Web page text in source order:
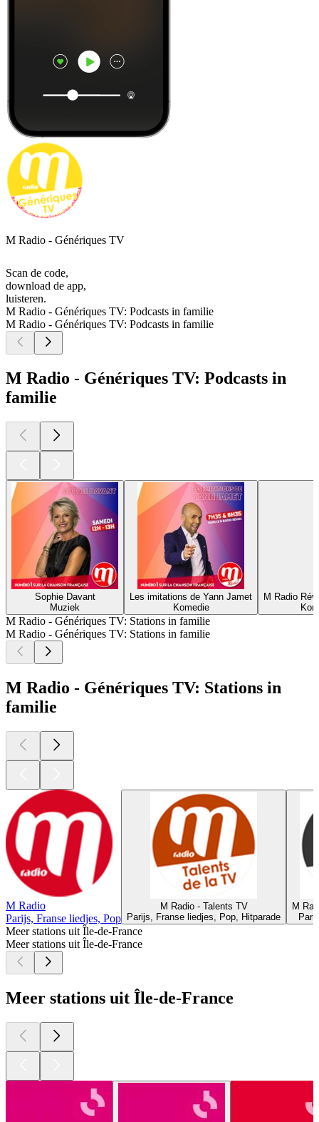
M Radio - Génériques TV
Scan de code,
download de app,
luisteren.
M Radio - Génériques TV: Podcasts in familie
M Radio - Génériques TV: Podcasts in familie
M Radio - Génériques TV: Podcasts in
familie
Sophie Davant
Muziek
Les imitations de Yann Jamet
Komedie
M Radio
M Radio - Génériques TV: Stations in familie
M Radio - Génériques TV: Stations in familie
M Radio - Génériques TV: Stations in
familie
M Radio
Parijs, Franse liedjes, Pop
M Radio - Talents TV
Parijs, Franse liedjes, Pop, Hitparade
M
Meer stations uit Île-de-France
Meer stations uit Île-de-France
Meer stations uit Île-de-France